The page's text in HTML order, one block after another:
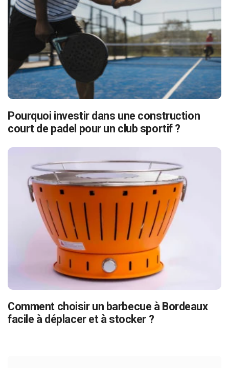
Pourquoi investir dans une construction
court de padel pour un club sportif ?
Comment choisir un barbecue à Bordeaux
facile à déplacer et à stocker ?